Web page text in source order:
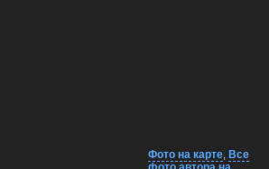
Фото на карте, Все